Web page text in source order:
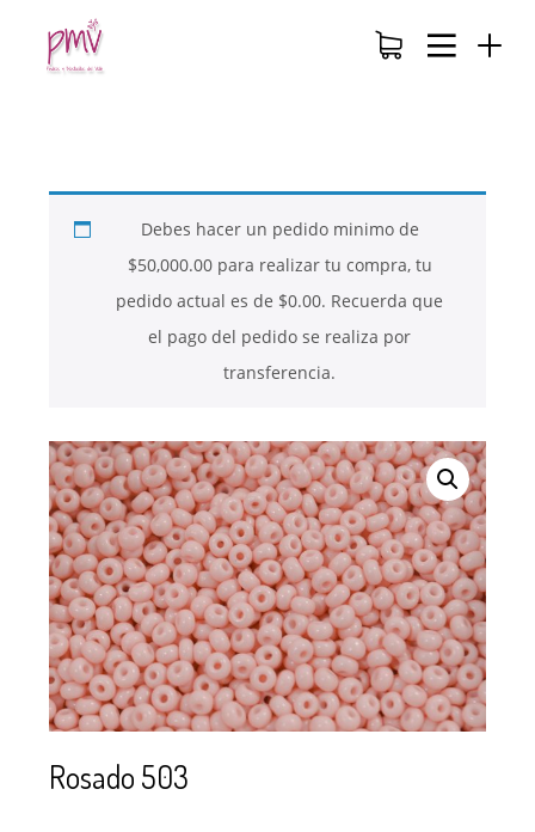
26
NOVIEMBRE
2017
QUE PIEDRAS
SE USAN PARA
BISUTERÍA Y
JOYERÍA
26
NOVIEMBRE
2017
QUE ES LA
MOSTACILLA?
26
NOVIEMBRE
2017
NUESTROS
CURSOS
Debes hacer un pedido minimo de
$50,000.00para realizar tu compra, tu
pedido actual es de $0.00. Recuerda que
el pago del pedido se realiza por
transferencia.
Rosado 503